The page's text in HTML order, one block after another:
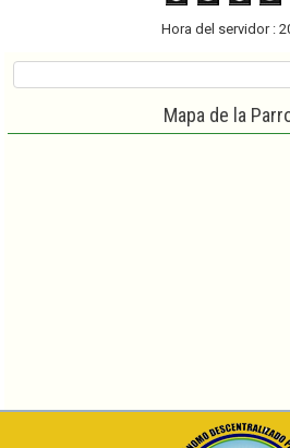
Hora del servidor :
Mapa de la